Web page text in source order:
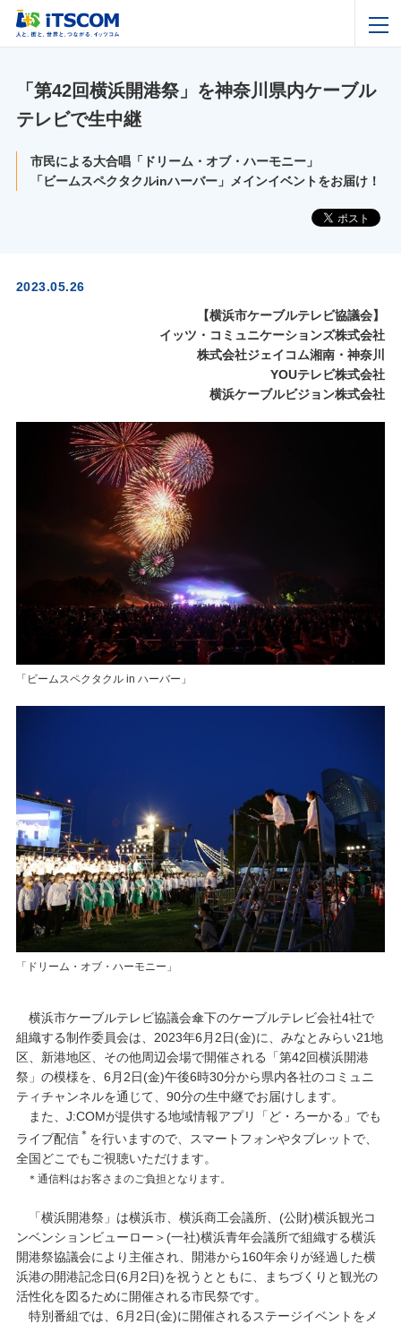
「第42回横浜開港祭」を神奈川県内ケーブル
テレビで生中継
市民による大合唱「ドリーム・オブ・ハーモニー」
「ビームスペクタクルinハーバー」メインイベントをお届け！
2023.05.26
【横浜市ケーブルテレビ協議会】
イッツ・コミュニケーションズ株式会社
株式会社ジェイコム湘南・神奈川
YOUテレビ株式会社
横浜ケーブルビジョン株式会社
「ビームスペクタクル in ハーバー」
「ドリーム・オブ・ハーモニー」
横浜市ケーブルテレビ協議会傘下のケーブルテレビ会社4社で
組織する制作委員会は、2023年6月2日(金)に、みなとみらい21地
区、新港地区、その他周辺会場で開催される「第42回横浜開港
祭」の模様を、6月2日(金)午後6時30分から県内各社のコミュニ
ティチャンネルを通じて、90分の生中継でお届けします。
また、J:COMが提供する地域情報アプリ「ど・ろーかる」でも
ライブ配信＊ を行いますので、スマートフォンやタブレットで、
全国どこでもご視聴いただけます。
＊通信料はお客さまのご負担となります。
「横浜開港祭」は横浜市、横浜商工会議所、(公財)横浜観光コ
ンベンションビューロー＞(一社)横浜青年会議所で組織する横浜
開港祭協議会により主催され、開港から160年余りが経過した横
浜港の開港記念日(6月2日)を祝うとともに、まちづくりと観光の
活性化を図るために開催される市民祭です。
特別番組では、6月2日(金)に開催されるステージイベントをメ